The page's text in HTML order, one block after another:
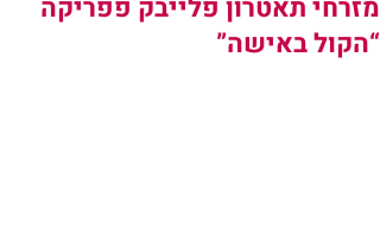
מזרחי תאטרון פלייבק פפריקה
“הקול באישה”